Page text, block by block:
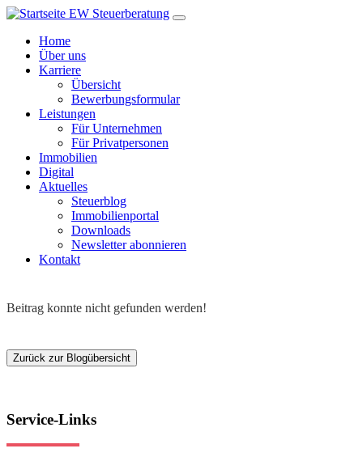
Home
Über uns
Karriere
Übersicht
Bewerbungsformular
Leistungen
Für Unternehmen
Für Privatpersonen
Immobilien
Digital
Aktuelles
Steuerblog
Immobilienportal
Downloads
Newsletter abonnieren
Kontakt
Beitrag konnte nicht gefunden werden!
Zurück zur Blogübersicht
Service-Links